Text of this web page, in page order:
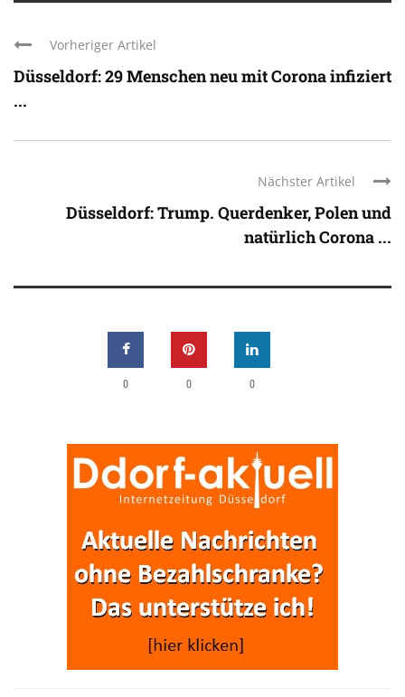
Vorheriger Artikel
Düsseldorf: 29 Menschen neu mit Corona infiziert
...
Nächster Artikel
Düsseldorf: Trump. Querdenker, Polen und
natürlich Corona ...
0 0 0